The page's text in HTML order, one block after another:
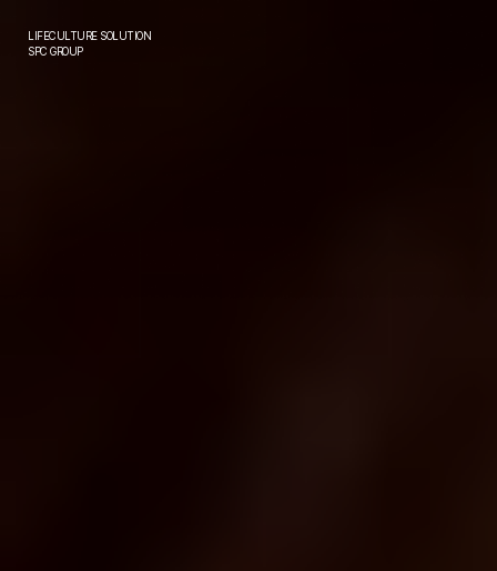
LIFECULTURE SOLUTION
SPC GROUP